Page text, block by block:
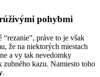
pohybmi
práve to je však
že na niektorých miestach
a vy tak nevedomky
kazu. Namiesto toho
.